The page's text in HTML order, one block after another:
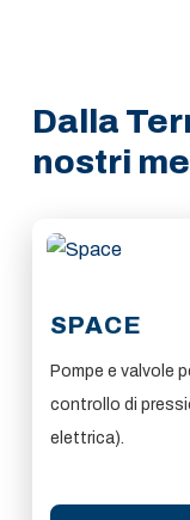
Dalla
nostri
SPACE
Pompe e valvole
controllo di
elettrica).